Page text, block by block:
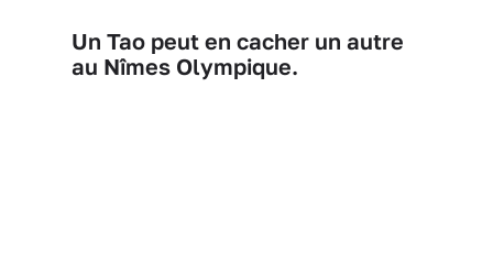
Un Tao peut en cacher un autre
au Nîmes Olympique.